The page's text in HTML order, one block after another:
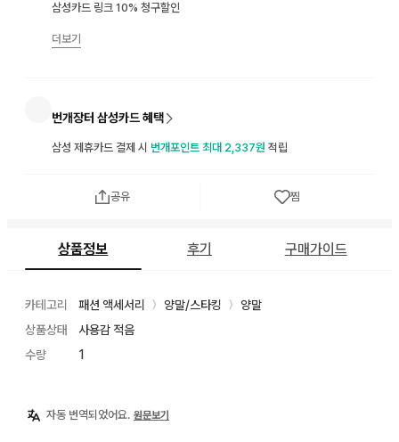
삼성카드 링크 10% 청구할인
더보기
번개장터 삼성카드 혜택
삼성 제휴카드 결제 시 번개포인트 최대 2,337원 적립
공유 찜
상품정보 후기 구매가이드
카테고리 패션 액세서리 〉 양말/스타킹 〉
양말
상품상태
사용감 적음
수량
1
자동 번역되었어요. 원문보기